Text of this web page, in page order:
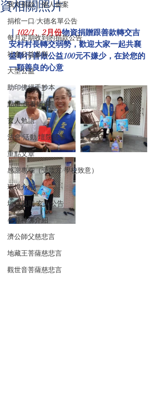
我方捐款｜個人個案
捐棺一口/大德名單公告
每月定期收到的捐款公告
社會公益參與
大型公益
助印佛經手抄本
點燈/供養蠟燭
玄人勉語
法會/活動/壇院盛事
重點文章
感謝專欄（受款方/學校致意）
環境介紹
壇院規則/玄人公告
各尊神佛介紹
濟公師父慈悲言
地藏王菩薩慈悲言
觀世音菩薩慈悲言
資相關照片
｜102/1、2月份物資捐贈跟善款轉交吉
安村村長轉交弱勢，歡迎大家一起共襄
盛舉行善做公益100元不嫌少，在於您的
一顆善良的心意